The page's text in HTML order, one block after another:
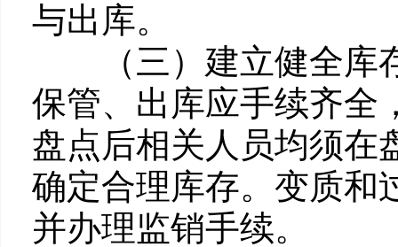
与出库。
（三）建立健全库存
保管、出库应手续齐全
盘点后相关人员均须在
确定合理库存。变质和
并办理监销手续。